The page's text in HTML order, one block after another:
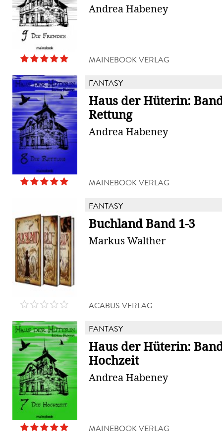
Andrea Habeney
MAINEBOOK VERLAG
FANTASY
Haus der Hüterin:
Rettung
Andrea Habeney
MAINEBOOK VERLAG
FANTASY
Buchland Band 1-3
Markus Walther
ACABUS VERLAG
FANTASY
Haus der Hüterin:
Hochzeit
Andrea Habeney
MAINEBOOK VERLAG